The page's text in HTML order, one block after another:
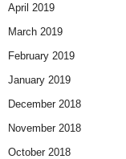
April 2019
March 2019
February 2019
January 2019
December 2018
November 2018
October 2018